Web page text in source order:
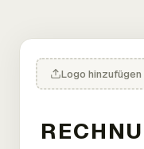
Logo hinzufügen